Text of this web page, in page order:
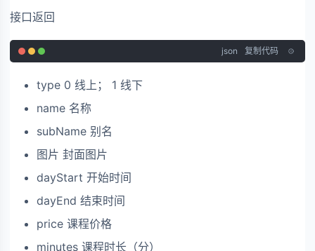
接口返回
json 复制代码
type 0 线上； 1 线下
name 名称
subName 别名
图片 封面图片
dayStart 开始时间
dayEnd 结束时间
price 课程价格
minutes 课程时长（分）